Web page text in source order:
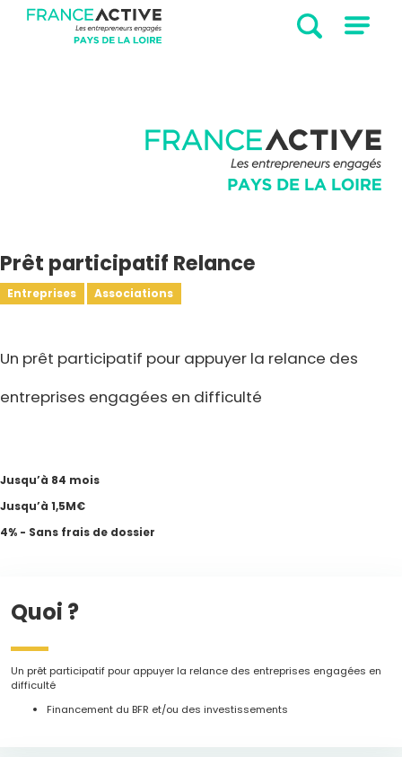
Prêt participatif Relance
Entreprises Associations
Un prêt participatif pour appuyer la relance des
entreprises engagées en difficulté
Jusqu’à 84 mois
Jusqu’à 1,5M€
4% - Sans frais de dossier
Quoi ?
Un prêt participatif pour appuyer la relance des entreprises engagées en
difficulté
Financement du BFR et/ou des investissements